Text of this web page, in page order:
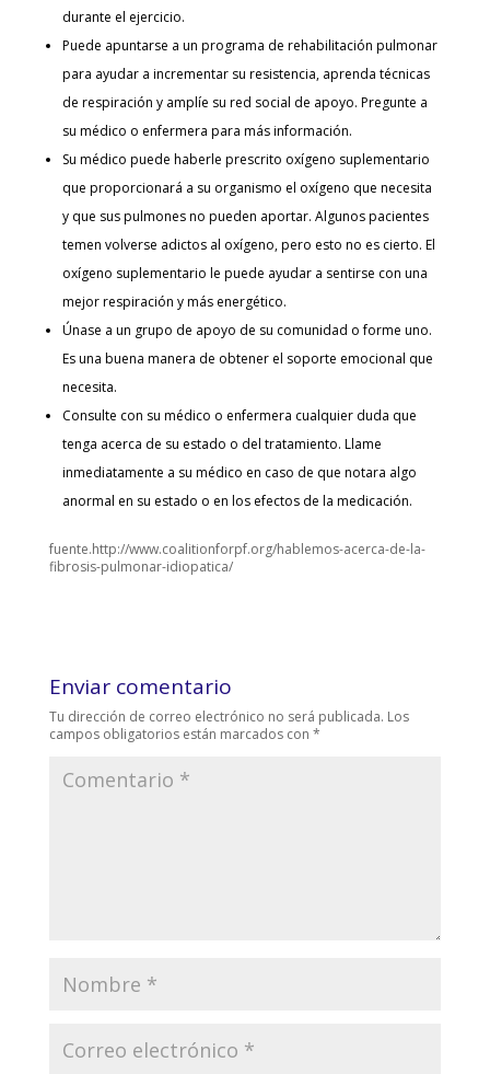
durante el ejercicio.
Puede apuntarse a un programa de rehabilitación pulmonar
para ayudar a incrementar su resistencia, aprenda técnicas
de respiración y amplíe su red social de apoyo. Pregunte a
su médico o enfermera para más información.
Su médico puede haberle prescrito oxígeno suplementario
que proporcionará a su organismo el oxígeno que necesita
y que sus pulmones no pueden aportar. Algunos pacientes
temen volverse adictos al oxígeno, pero esto no es cierto. El
oxígeno suplementario le puede ayudar a sentirse con una
mejor respiración y más energético.
Únase a un grupo de apoyo de su comunidad o forme uno.
Es una buena manera de obtener el soporte emocional que
necesita.
Consulte con su médico o enfermera cualquier duda que
tenga acerca de su estado o del tratamiento. Llame
inmediatamente a su médico en caso de que notara algo
anormal en su estado o en los efectos de la medicación.
fuente.http://www.coalitionforpf.org/hablemos-acerca-de-la-
fibrosis-pulmonar-idiopatica/
Enviar comentario
Tu dirección de correo electrónico no será publicada. Los
campos obligatorios están marcados con *